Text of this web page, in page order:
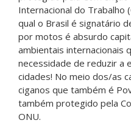
Internacional do Trabalho
qual o Brasil é signatário
por motos é absurdo
ambientais internacionais
necessidade de reduzir a
cidades! No meio dos/as
ciganos que também é
também protegido pela
ONU.